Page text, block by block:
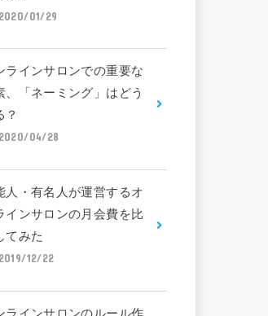
2020/01/29
ラインサロンでの重要な
、「ネーミング」はどう
？
2020/04/28
人・有名人が運営するオ
インサロンの月会費を比
てみた
2019/12/22